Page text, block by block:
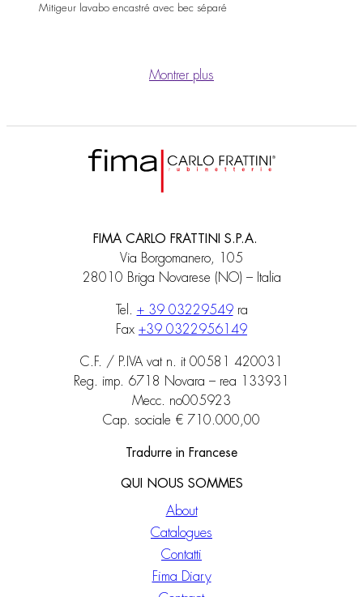
Mitigeur lavabo encastré avec bec séparé
Montrer plus
FIMA CARLO FRATTINI S.P.A.
Via Borgomanero, 105
28010 Briga Novarese (NO) – Italia
Tel. + 39 03229549ra
Fax +39 0322956149
C.F. / P.IVA vat n. it 00581 420031
Reg. imp. 6718 Novara – rea 133931
Mecc. no005923
Cap. sociale € 710.000,00
Tradurre in Francese
QUI NOUS SOMMES
About
Catalogues
Contatti
Fima Diary